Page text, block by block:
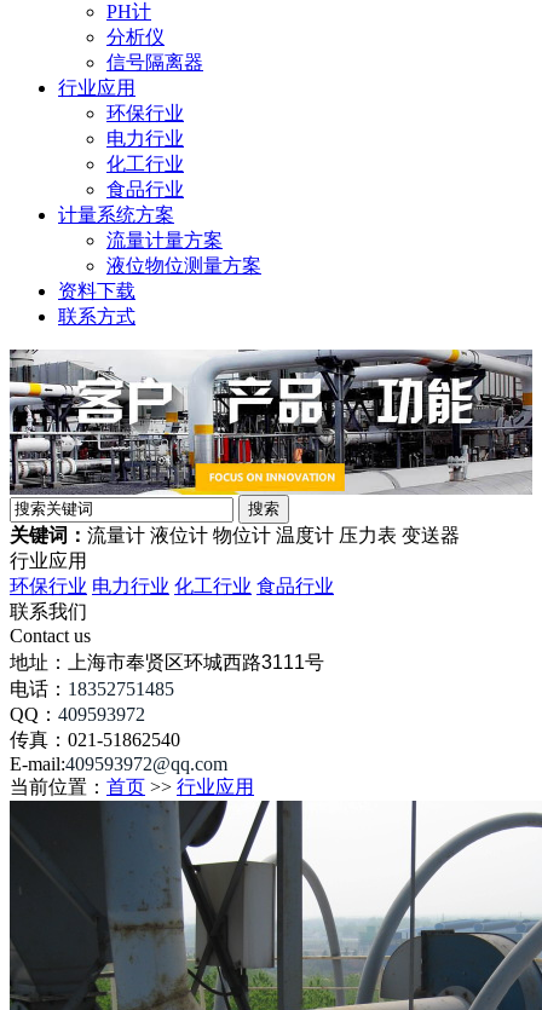
PH计
分析仪
信号隔离器
行业应用
环保行业
电力行业
化工行业
食品行业
计量系统方案
流量计量方案
液位物位测量方案
资料下载
联系方式
关键词： 流量计 液位计 物位计 温度计 压力表 变送器
行业应用
环保行业 电力行业 化工行业 食品行业
联系我们
Contact us
地址：
上海市奉贤区环城西路3111号
电话： 18352751485
QQ： 409593972
传真：021-51862540
E-mail:409593972@qq.com
当前位置： 首页 >> 行业应用